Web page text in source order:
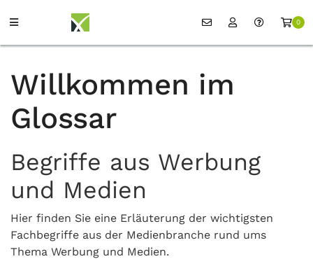
0
Willkommen im
Glossar
Begriffe aus Werbung
und Medien
Hier finden Sie eine Erläuterung der wichtigsten
Fachbegriffe aus der Medienbranche rund ums
Thema Werbung und Medien.